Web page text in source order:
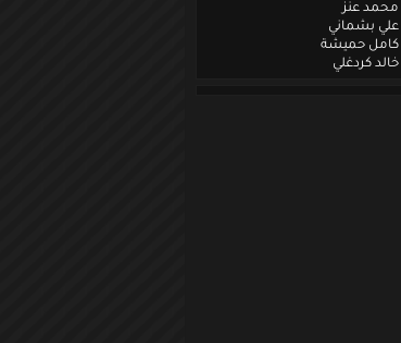
محمد عنز
علي بشماني
كامل حميشة
خالد كردغلي